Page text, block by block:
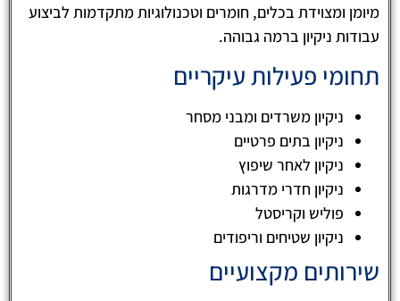
מיומן ומצוידת בכלים, חומרים וטכנולוגיות מתקדמות לביצוע
עבודות ניקיון ברמה גבוהה.
תחומי פעילות עיקריים
ניקיון משרדים ומבני מסחר
ניקיון בתים פרטיים
ניקיון לאחר שיפוץ
ניקיון חדרי מדרגות
פוליש וקריסטל
ניקיון שטיחים וריפודים
שירותים מקצועיים